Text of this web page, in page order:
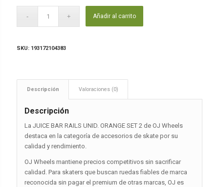
Añadir al carrito
SKU: 193172104383
Descripción Valoraciones (0)
Descripción
La JUICE BAR RAILS UNID. ORANGE SET 2 de OJ Wheels
destaca en la categoría de accesorios de skate por su
calidad y rendimiento.
OJ Wheels mantiene precios competitivos sin sacrificar
calidad. Para skaters que buscan ruedas fiables de marca
reconocida sin pagar el premium de otras marcas, OJ es